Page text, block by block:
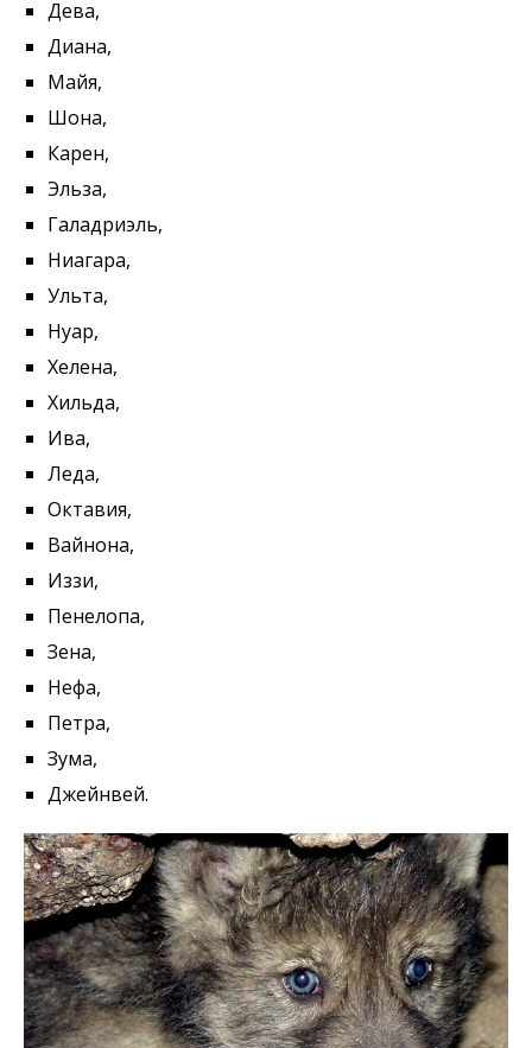
Дева,
Диана,
Майя,
Шона,
Карен,
Эльза,
Галадриэль,
Ниагара,
Ульта,
Нуар,
Хелена,
Хильда,
Ива,
Леда,
Октавия,
Вайнона,
Иззи,
Пенелопа,
Зена,
Нефа,
Петра,
Зума,
Джейнвей.